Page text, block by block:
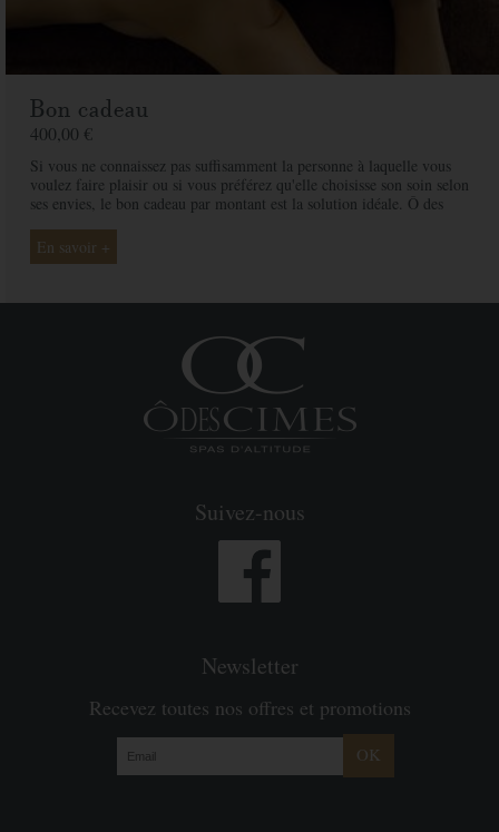
Bon cadeau
400,00 €
Si vous ne connaissez pas suffisamment la personne à laquelle vous
voulez faire plaisir ou si vous préférez qu'elle choisisse son soin selon
ses envies, le bon cadeau par montant est la solution idéale. Ô des
proche et ainsi rendre ce moment exceptionnel.
En savoir +
Suivez-nous
Newsletter
Recevez toutes nos offres et promotions
OK